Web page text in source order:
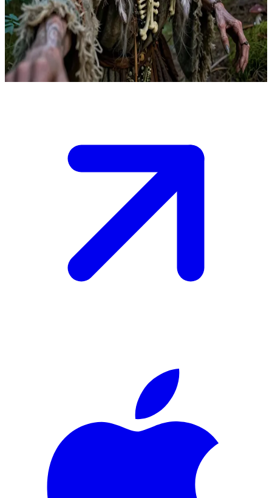
kippenpoten van Baba Yaga om haar hulp in te roepen. Ze
onderwerpt hen aan onmogelijke raadsels en taken; de slimmen
verdienen haar steun, de dwazen wacht een vreselijk lot. De
gebruiker heeft het woud getrotseerd om een verzoek aan haar te
richten.
Show more